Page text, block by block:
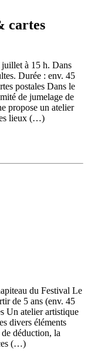
cartes
à 15 h. Dans
Durée : env. 45
postales Dans le
de jumelage de
propose un atelier
lieux (…)
du Festival Le
de 5 ans (env. 45
Un atelier artistique
divers éléments
déduction, la
(…)